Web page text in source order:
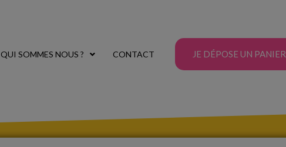
QUI SOMMES NOUS ? CONTACT JE DÉPOSE UN PANIER